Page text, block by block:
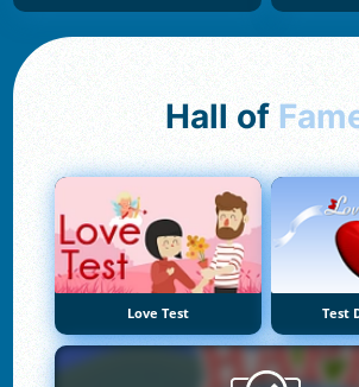
Hall of
Love Test Test